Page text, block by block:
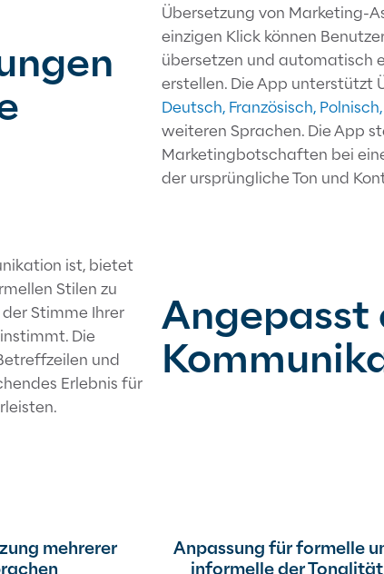
Übersetzung von Marketing-
einzigen Klick können
übersetzen und automatisch
erstellen. Die App unterstützt
Deutsch, Französisch,
weiteren Sprachen. Die App
Marketingbotschaften bei
der ursprüngliche Ton und
ist, bietet
Stilen zu
Stimme Ihrer
Die
und
Erlebnis für
Angepasst
mehrerer
Anpassung für formelle
informelle der Tonalität